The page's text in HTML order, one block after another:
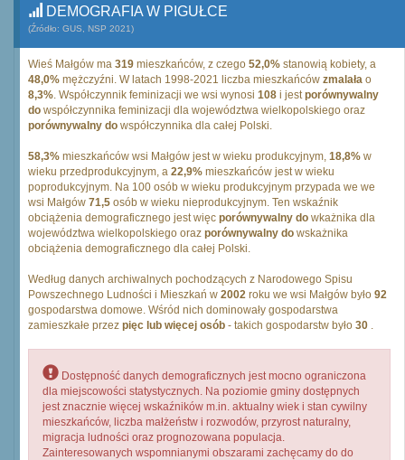
DEMOGRAFIA W PIGUŁCE
(Źródło: GUS, NSP 2021)
Wieś Małgów ma 319 mieszkańców, z czego 52,0% stanowią kobiety, a
48,0% mężczyźni. W latach 1998-2021 liczba mieszkańców zmalała o
8,3%. Współczynnik feminizacji we wsi wynosi 108 i jestporównywalny
do współczynnika feminizacji dla województwa wielkopolskiego oraz
porównywalny do współczynnika dla całej Polski.
58,3% mieszkańców wsi Małgów jest w wieku produkcyjnym, 18,8% w
wieku przedprodukcyjnym, a 22,9% mieszkańców jest w wieku
poprodukcyjnym. Na 100 osób w wieku produkcyjnym przypada we we
wsi Małgów 71,5 osób w wieku nieprodukcyjnym. Ten wskaźnik
obciążenia demograficznego jest więc porównywalny do wkażnika dla
województwa wielkopolskiego oraz porównywalny do wskażnika
obciążenia demograficznego dla całej Polski.
Według danych archiwalnych pochodzących z Narodowego Spisu
Powszechnego Ludności i Mieszkań w 2002 roku we wsi Małgów było 92
gospodarstwa domowe. Wśród nich dominowały gospodarstwa
zamieszkałe przez pięc lub więcej osób - takich gospodarstw było 30 .
Dostępność danych demograficznych jest mocno ograniczona
dla miejscowości statystycznych. Na poziomie gminy dostępnych
jest znacznie więcej wskaźników m.in. aktualny wiek i stan cywilny
mieszkańców, liczba małżeństw i rozwodów, przyrost naturalny,
migracja ludności oraz prognozowana populacja.
Zainteresowanych wspomnianymi obszarami zachęcamy do do